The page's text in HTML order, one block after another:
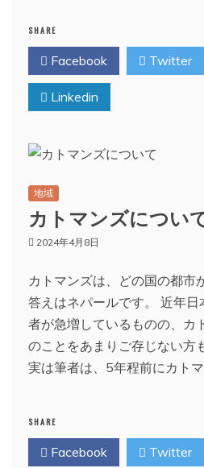
SHARE
Facebook Twitter
Linkedin
地域
カトマンズについ
2024年4月8日
カトマンズは、どの国の都市
答えはネパールです。 近年
者が急増しているものの、カ
のことをあまりご存じない方
実は筆者は、5年程前にカト
SHARE
Facebook Twitter